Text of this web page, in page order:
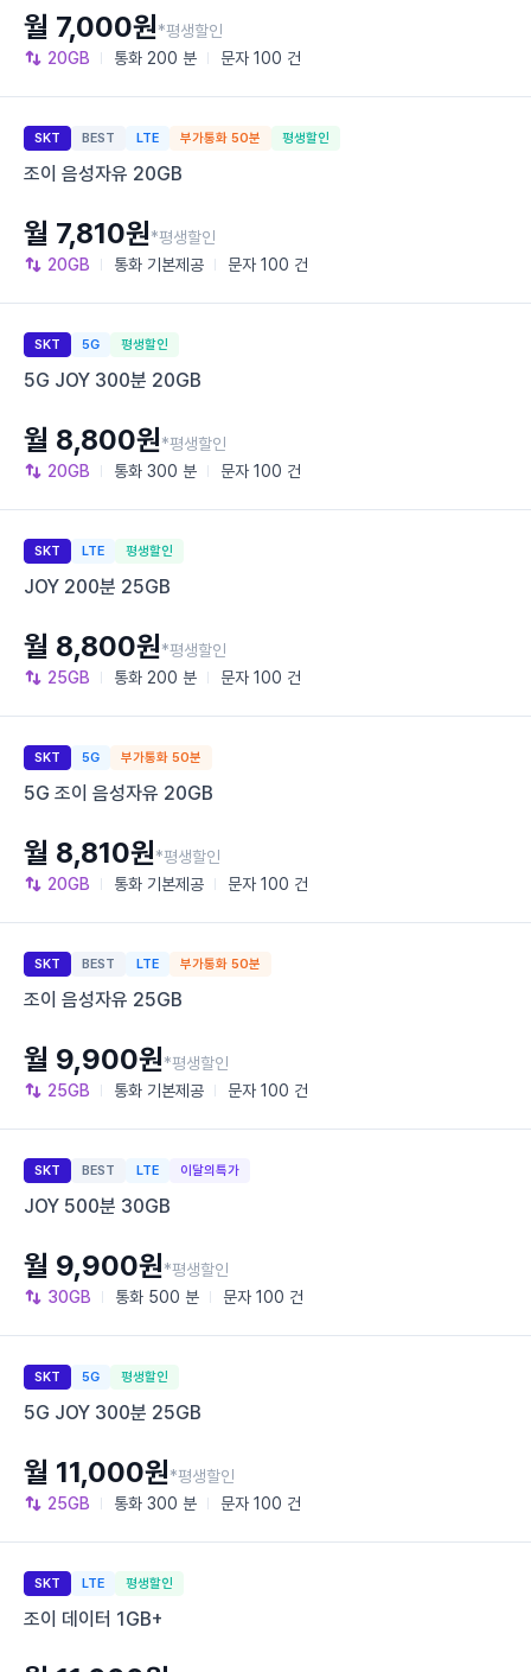
20GB 통화 200 분 문자 100 건
월 7,000원*평생할인
SKT BEST LTE 부가통화 50분 평생할인
조이 음성자유 20GB
20GB 통화 기본제공 문자 100 건
월 7,810원*평생할인
SKT 5G 평생할인
5G JOY 300분 20GB
20GB 통화 300 분 문자 100 건
월 8,800원*평생할인
SKT LTE 평생할인
JOY 200분 25GB
25GB 통화 200 분 문자 100 건
월 8,800원*평생할인
SKT 5G 부가통화 50분
5G 조이 음성자유 20GB
20GB 통화 기본제공 문자 100 건
월 8,810원*평생할인
SKT BEST LTE 부가통화 50분
조이 음성자유 25GB
25GB 통화 기본제공 문자 100 건
월 9,900원*평생할인
SKT BEST LTE 이달의특가
JOY 500분 30GB
30GB 통화 500 분 문자 100 건
월 9,900원*평생할인
SKT 5G 평생할인
5G JOY 300분 25GB
25GB 통화 300 분 문자 100 건
월 11,000원*평생할인
SKT LTE 평생할인
조이 데이터 1GB+